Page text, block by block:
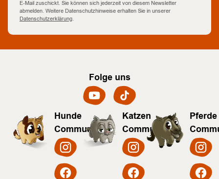
E-Mail zuschickt. Sie können sich jederzeit von diesem Newsletter
abmelden. Weitere Datenschutzhinweise erhalten Sie in unserer
Datenschutzerklärung.
Folge uns
Hunde
Community
Katzen
Community
Pferde